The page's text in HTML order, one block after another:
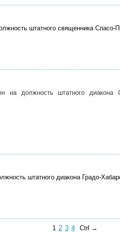
штатного священника Спасо-
на должность штатного диакона
штатного диакона Градо-
1 2 3 4
Ctrl →